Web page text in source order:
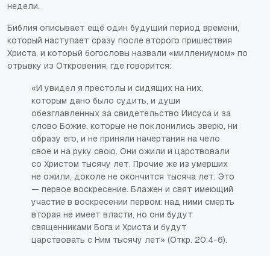
недели.
Библия описывает ещё один будущий период времени,
который наступает сразу после второго пришествия
Христа, и который богословы назвали «миллениумом» по
отрывку из Откровения, где говорится:
«И увидел я престолы и сидящих на них,
которым дано было судить, и души
обезглавленных за свидетельство Иисуса и за
слово Божие, которые не поклонились зверю, ни
образу его, и не приняли начертания на чело
свое и на руку свою. Они ожили и царствовали
со Христом тысячу лет. Прочие же из умерших
не ожили, доколе не окончится тысяча лет. Это
— первое воскресение. Блажен и свят имеющий
участие в воскресении первом: над ними смерть
вторая не имеет власти, но они будут
священниками Бога и Христа и будут
царствовать с Ним тысячу лет» (Откр. 20:4-6).